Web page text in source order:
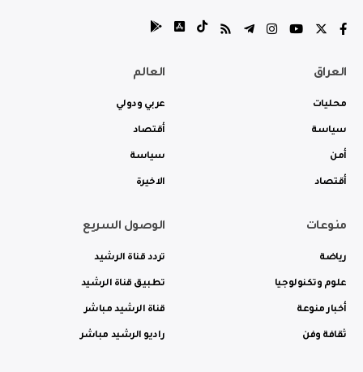
العراق
محليات
سياسة
أمن
أقتصاد
العالم
عربي ودولي
أقتصاد
سياسة
الاخيرة
منوعات
رياضة
علوم وتكنولوجيا
أخبار منوعة
ثقافة وفن
الوصول السريع
تردد قناة الرشيد
تطبيق قناة الرشيد
قناة الرشيد مباشر
راديو الرشيد مباشر